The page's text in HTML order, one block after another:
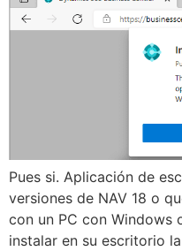
Pues si. Aplicación de
versiones de NAV 18 o
con un PC con Windows
instalar en su escritorio